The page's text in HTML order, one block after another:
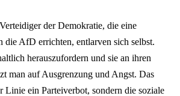
der Demokratie, die eine
die AfD errichten, entlarven sich selbst.
herauszufordern und sie an ihren
man auf Ausgrenzung und Angst. Das
Linie ein Parteiverbot, sondern die soziale